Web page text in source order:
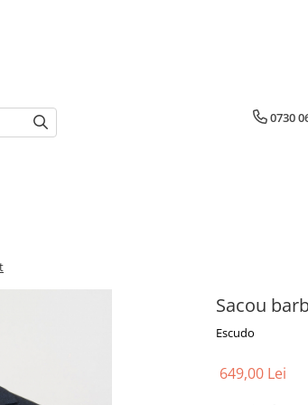
0730
Sacou
Escudo
649,00 Lei